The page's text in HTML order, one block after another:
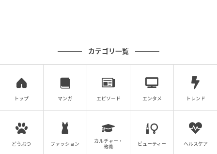
カテゴリ一覧
トップ マンガ エピソード エンタメ トレンド
どうぶつ ファッション
カルチャー・
教養
ビューティー ヘルスケア